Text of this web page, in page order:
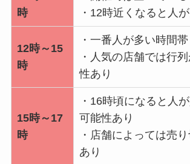
時
・12時近くなると人
12時～15
時
・一番人が多い時間帯
・人気の店舗では行
性あり
15時～17
時
・16時頃になると人
可能性あり
・店舗によっては売
あり